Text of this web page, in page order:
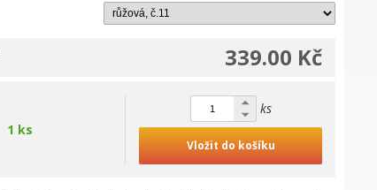
339.00 Kč
1 ks
ks
Vložit do košíku